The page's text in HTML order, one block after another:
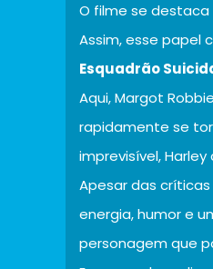
O filme se
Assim, esse papel
Esquadrão
Aqui, Margot
rapidamente se
imprevisível,
Apesar das
energia, humor e
personagem que